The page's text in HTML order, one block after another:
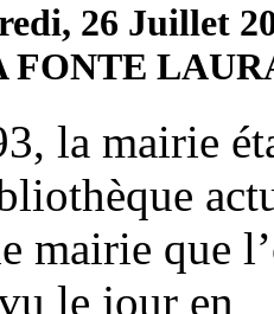
26 Juillet
FONTE
la mairie
mairie que
le jour en